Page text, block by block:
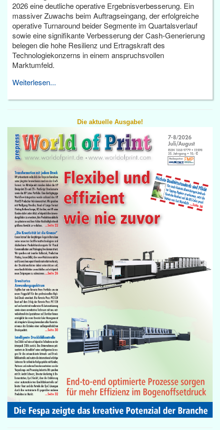
2026 eine deutliche operative Ergebnisverbesserung. Ein
massiver Zuwachs beim Auftragseingang, der erfolgreiche
operative Turnaround beider Segmente im Quartalsverlauf
sowie eine signifikante Verbesserung der Cash-Generierung
belegen die hohe Resilienz und Ertragskraft des
Technologiekonzerns in einem anspruchsvollen
Marktumfeld.
Weiterlesen...
Die aktuelle Ausgabe!